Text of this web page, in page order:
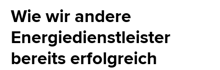
Wie wir andere
Energiedienstleister
bereits erfolgreich